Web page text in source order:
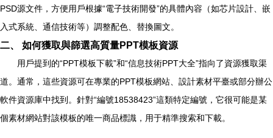
PSD源文件，方便用戶根據“電子技術開發”的具體內容（如芯片設計、嵌
入式系統、通信技術等）調整配色、替換圖文。
二、 如何獲取與篩選高質量PPT模板資源
用戶提到的“PPT模板下載”和“信息技術PPT大全”指向了資源獲取渠
道。通常，這些資源可在專業的PPT模板網站、設計素材平臺或部分辦公
軟件資源庫中找到。針對“編號18538423”這類特定編號，它很可能是某
個素材網站對該模板的唯一商品標識，用于精準搜索和下載。